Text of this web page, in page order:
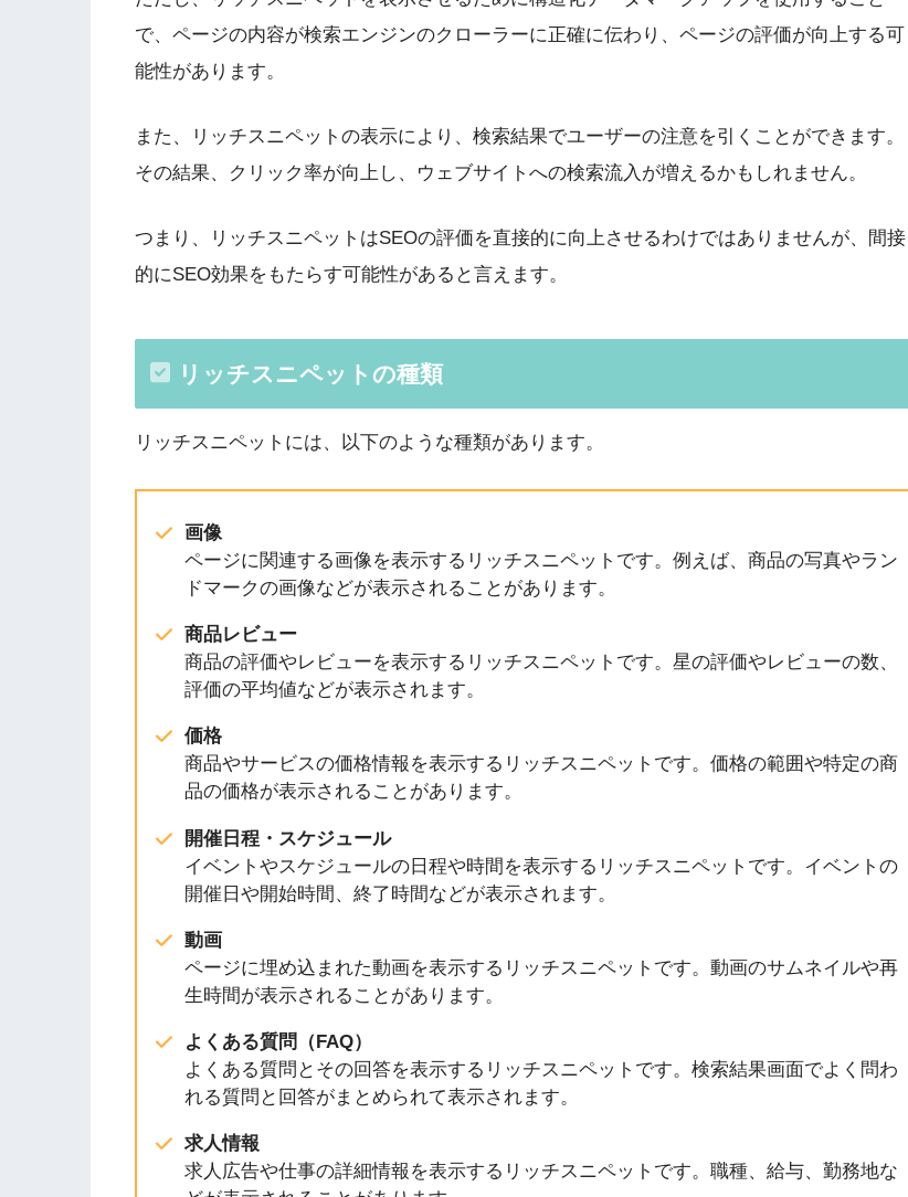
で、ページの内容が検索エンジンのクローラーに正確に伝わり、ページの評価が向上する可
能性があります。
また、リッチスニペットの表示により、検索結果でユーザーの注意を引くことができます。
その結果、クリック率が向上し、ウェブサイトへの検索流入が増えるかもしれません。
つまり、リッチスニペットはSEOの評価を直接的に向上させるわけではありませんが、間接
的にSEO効果をもたらす可能性があると言えます。
リッチスニペットの種類
リッチスニペットには、以下のような種類があります。
画像
ページに関連する画像を表示するリッチスニペットです。例えば、商品の写真やラン
ドマークの画像などが表示されることがあります。
商品レビュー
商品の評価やレビューを表示するリッチスニペットです。星の評価やレビューの数、
評価の平均値などが表示されます。
価格
商品やサービスの価格情報を表示するリッチスニペットです。価格の範囲や特定の商
品の価格が表示されることがあります。
開催日程・スケジュール
イベントやスケジュールの日程や時間を表示するリッチスニペットです。イベントの
開催日や開始時間、終了時間などが表示されます。
動画
ページに埋め込まれた動画を表示するリッチスニペットです。動画のサムネイルや再
生時間が表示されることがあります。
よくある質問（FAQ）
よくある質問とその回答を表示するリッチスニペットです。検索結果画面でよく問わ
れる質問と回答がまとめられて表示されます。
求人情報
求人広告や仕事の詳細情報を表示するリッチスニペットです。職種、給与、勤務地な